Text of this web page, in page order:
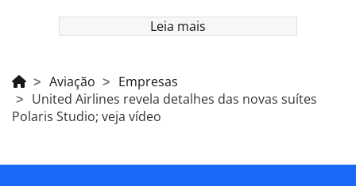
Leia mais
Aviação
Empresas
United Airlines revela detalhes das novas suítes
Polaris Studio; veja vídeo